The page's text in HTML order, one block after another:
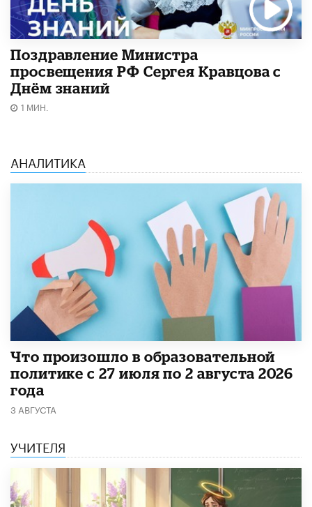
Поздравление Министра
просвещения РФ Сергея Кравцова с
Днём знаний
1 МИН.
АНАЛИТИКА
​Что произошло в образовательной
политике с 27 июля по 2 августа 2026
года
3 АВГУСТА
УЧИТЕЛЯ